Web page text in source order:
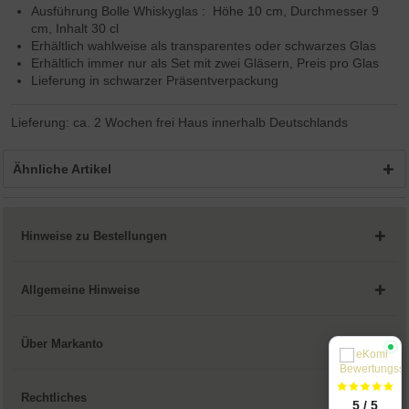
Ausführung Bolle Whiskyglas : Höhe 10 cm, Durchmesser 9
cm, Inhalt 30 cl
Erhältlich wahlweise als transparentes oder schwarzes Glas
Erhältlich immer nur als Set mit zwei Gläsern, Preis pro Glas
Lieferung in schwarzer Präsentverpackung
Lieferung: ca. 2 Wochen frei Haus innerhalb Deutschlands
Ähnliche Artikel
Hinweise zu Bestellungen
Allgemeine Hinweise
Über Markanto
Rechtliches
5 / 5